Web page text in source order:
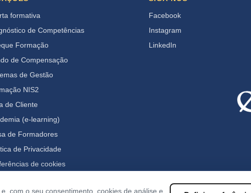
formativa
de Competências
Formação
de Compensação
de Gestão
NIS2
de Cliente
(e-learning)
de Formadores
de Privacidade
de cookies
Facebook
Instagram
LinkedIn
com o seu consentimento, cookies de análise e